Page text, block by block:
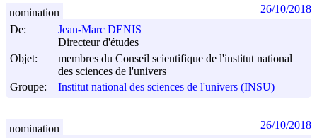
De:
Jean-Marc DENIS
Directeur d'études
Objet:
membres du Conseil scientifique de l'institut national
des sciences de l'univers
Groupe:
Institut national des sciences de l'univers (INSU)
nomination 26/10/2018
nomination 26/10/2018